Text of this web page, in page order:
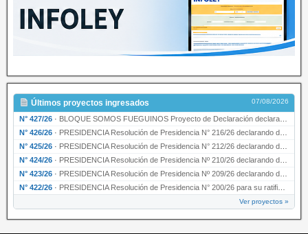
Últimos proyectos ingresados 07/08/2026
N° 427/26 · BLOQUE SOMOS FUEGUINOS Proyecto de Declaración declarando de interés provincial PRESIDENCI…
N° 426/26 · PRESIDENCIA Resolución de Presidencia N° 216/26 declarando de interés provincial la labor …
N° 425/26 · PRESIDENCIA Resolución de Presidencia N° 212/26 declarando de interés provincial el “50° A…
N° 424/26 · PRESIDENCIA Resolución de Presidencia Nº 210/26 declarando de interés provincial el proyec…
N° 423/26 · PRESIDENCIA Resolución de Presidencia Nº 209/26 declarando de interés provincial la presen…
N° 422/26 · PRESIDENCIA Resolución de Presidencia N° 200/26 para su ratificación.
Ver proyectos »